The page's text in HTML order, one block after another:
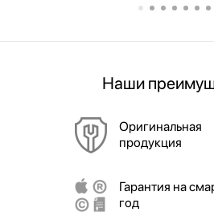
Наши
Оригинальная
продукция
Гарантия на
год